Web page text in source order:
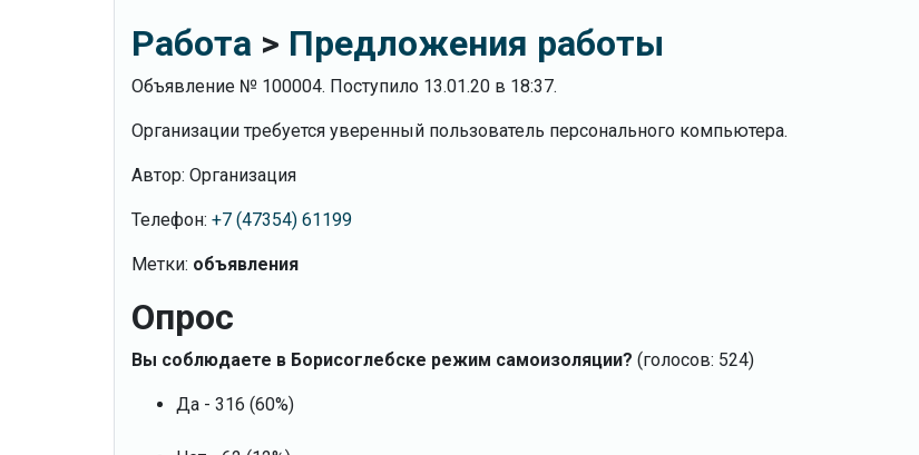
Работа > Предложения работы
Объявление № 100004. Поступило 13.01.20 в 18:37.
Организации требуется уверенный пользователь персонального компьютера.
Автор: Организация
Телефон: +7 (47354) 61199
Метки: объявления
Опрос
Вы соблюдаете в Борисоглебске режим самоизоляции? (голосов: 524)
Да - 316 (60%)